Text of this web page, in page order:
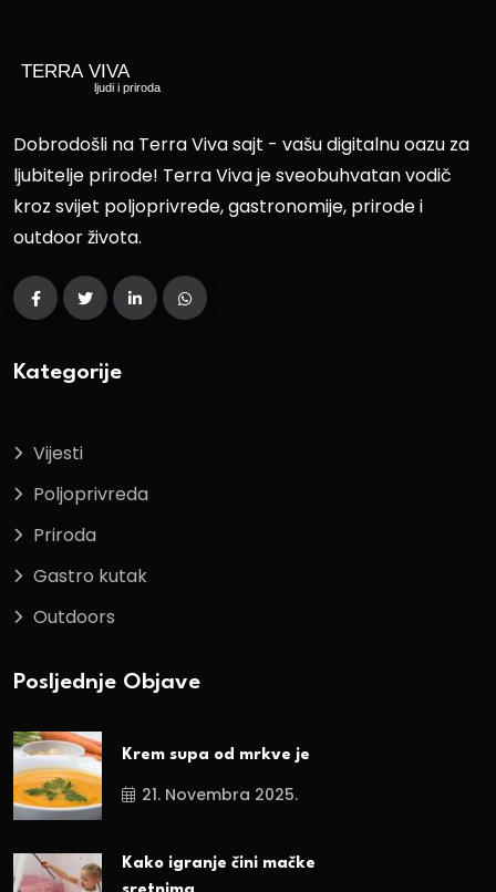
Dobrodošli na Terra Viva sajt - vašu digitalnu oazu za
ljubitelje prirode! Terra Viva je sveobuhvatan vodič
kroz svijet poljoprivrede, gastronomije, prirode i
outdoor života.
Kategorije
Vijesti
Poljoprivreda
Priroda
Gastro kutak
Outdoors
Posljednje Objave
Krem supa od mrkve je
21. Novembra 2025.
Kako igranje čini mačke